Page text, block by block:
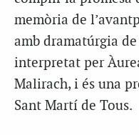
memòria de
amb dramatúrgia
interpretat per
Malirach, i és una
Sant Martí de Tous.